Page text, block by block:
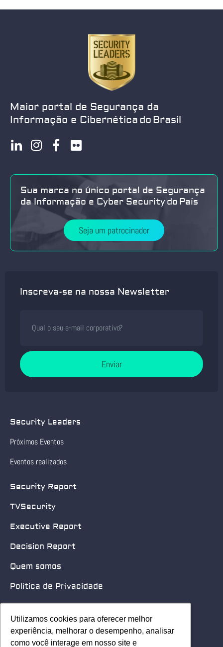
Utilizamos cookies para oferecer melhor
experiência, melhorar o desempenho, analisar
como você interage em nosso site e
Utilizamos cookies para oferecer melhor
experiência, melhorar o desempenho, analisar
como você interage em nosso site e
Maior portal de Segurança da
Informação e Cibernética do Brasil
Sua marca no único portal de Segurança
da Informação e Cyber Security do País
Seja um patrocinador
Inscreva-se na nossa Newsletter
Enviar
Security Leaders
Próximos Eventos
Eventos realizados
Security Report
TVSecurity
Executive Report
Decision Report
Quem somos
Política de Privacidade
Quero patrocinar
Contato